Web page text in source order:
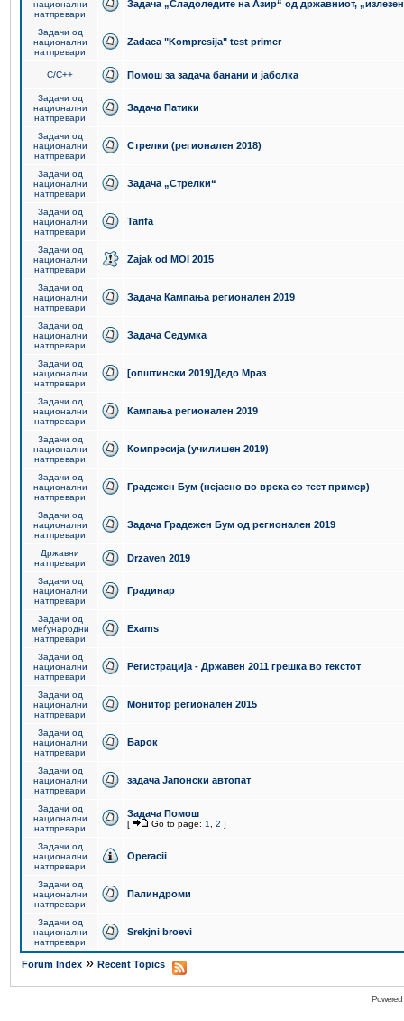
национални
натпревари
Задача „Сладоледите на Азир“ од државниот,
Задачи од
национални
натпревари
Zadaca "Kompresija" test primer
C/C++ Помош за задача банани и јаболка
Задачи од
национални
натпревари
Задача Патики
Задачи од
национални
натпревари
Стрелки (регионален 2018)
Задачи од
национални
натпревари
Задача „Стрелки“
Задачи од
национални
натпревари
Tarifa
Задачи од
национални
натпревари
Zajak od MOI 2015
Задачи од
национални
натпревари
Задача Кампања регионален 2019
Задачи од
национални
натпревари
Задача Седумка
Задачи од
национални
натпревари
[општински 2019]Дедо Мраз
Задачи од
национални
натпревари
Кампања регионален 2019
Задачи од
национални
натпревари
Компресија (училишен 2019)
Задачи од
национални
натпревари
Градежен Бум (нејасно во врска со тест пример)
Задачи од
национални
натпревари
Задача Градежен Бум од регионален 2019
Државни
натпревари
Drzaven 2019
Задачи од
национални
натпревари
Градинар
Задачи од
меѓународни
натпревари
Exams
Задачи од
национални
натпревари
Регистрација - Државен 2011 грешка во текстот
Задачи од
национални
натпревари
Монитор регионален 2015
Задачи од
национални
натпревари
Барок
Задачи од
национални
натпревари
задача Јапонски автопат
Задачи од
национални
натпревари
Задача Помош
[ Go to page: 1 2 ]
Задачи од
национални
натпревари
Operacii
Задачи од
национални
натпревари
Палиндроми
Задачи од
национални
натпревари
Srekjni broevi
Forum Index » Recent Topics